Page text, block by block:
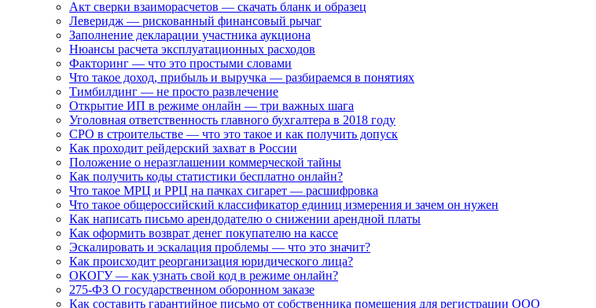
Акт сверки взаиморасчетов — скачать бланк и образец
Леверидж — рискованный финансовый рычаг
Заполнение декларации участника аукциона
Нюансы расчета эксплуатационных расходов
Факторинг — что это простыми словами
Что такое доход, прибыль и выручка — разбираемся в понятиях
Тимбилдинг — не просто развлечение
Открытие ИП в режиме онлайн — три важных шага
Уголовная ответственность главного бухгалтера в 2018 году
СРО в строительстве — что это такое и как получить допуск
Как проходит рейдерский захват в России
Положение о неразглашении коммерческой тайны
Как получить коды статистики бесплатно онлайн?
Что такое МРЦ и РРЦ на пачках сигарет — расшифровка
Что такое общероссийский классификатор единиц измерения и зачем он нужен
Как написать письмо арендодателю о снижении арендной платы
Как оформить возврат денег покупателю на кассе
Эскалировать и эскалация проблемы — что это значит?
Как происходит реорганизация юридического лица?
ОКОГУ — как узнать свой код в режиме онлайн?
275-ФЗ О государственном оборонном заказе
Как составить гарантийное письмо от собственника помещения для регистрации ООО